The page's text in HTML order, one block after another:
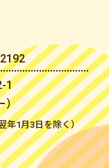
1
）
年1月3日を除く）